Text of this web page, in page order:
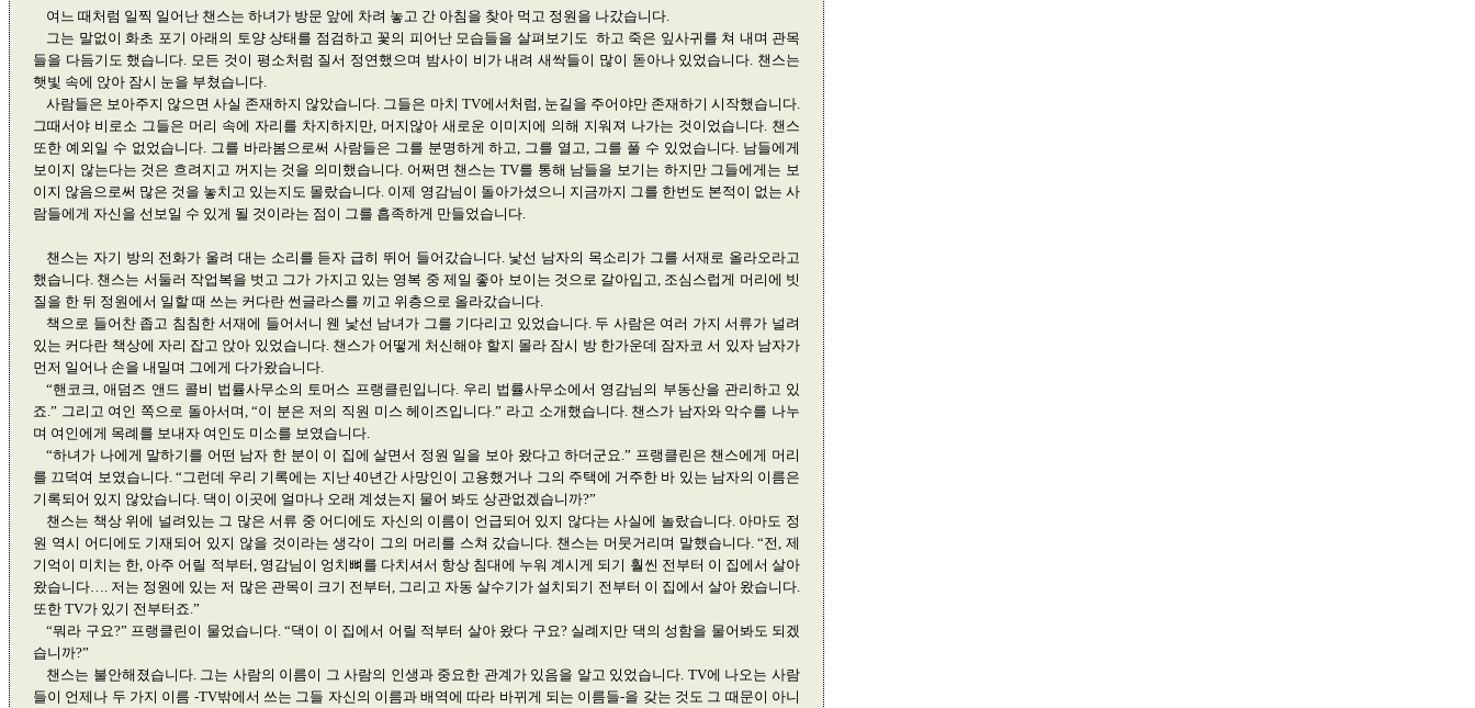
여느 때처럼 일찍 일어난 챈스는 하녀가 방문 앞에 차려 놓고 간 아침을 찾아 먹고 정원을 나갔습니다.
그는 말없이 화초 포기 아래의 토양 상태를 점검하고 꽃의 피어난 모습들을 살펴보기도 하고 죽은 잎사귀를 쳐 내며 관목
들을 다듬기도 했습니다. 모든 것이 평소처럼 질서 정연했으며 밤사이 비가 내려 새싹들이 많이 돋아나 있었습니다. 챈스는
햇빛 속에 앉아 잠시 눈을 부쳤습니다.
사람들은 보아주지 않으면 사실 존재하지 않았습니다. 그들은 마치 TV에서처럼, 눈길을 주어야만 존재하기 시작했습니다.
그때서야 비로소 그들은 머리 속에 자리를 차지하지만, 머지않아 새로운 이미지에 의해 지워져 나가는 것이었습니다. 챈스
또한 예외일 수 없었습니다. 그를 바라봄으로써 사람들은 그를 분명하게 하고, 그를 열고, 그를 풀 수 있었습니다. 남들에게
보이지 않는다는 것은 흐려지고 꺼지는 것을 의미했습니다. 어쩌면 챈스는 TV를 통해 남들을 보기는 하지만 그들에게는 보
이지 않음으로써 많은 것을 놓치고 있는지도 몰랐습니다. 이제 영감님이 돌아가셨으니 지금까지 그를 한번도 본적이 없는 사
람들에게 자신을 선보일 수 있게 될 것이라는 점이 그를 흡족하게 만들었습니다.
챈스는 자기 방의 전화가 울려 대는 소리를 듣자 급히 뛰어 들어갔습니다. 낯선 남자의 목소리가 그를 서재로 올라오라고
했습니다. 챈스는 서둘러 작업복을 벗고 그가 가지고 있는 영복 중 제일 좋아 보이는 것으로 갈아입고, 조심스럽게 머리에 빗
질을 한 뒤 정원에서 일할 때 쓰는 커다란 썬글라스를 끼고 위층으로 올라갔습니다.
책으로 들어찬 좁고 침침한 서재에 들어서니 웬 낯선 남녀가 그를 기다리고 있었습니다. 두 사람은 여러 가지 서류가 널려
있는 커다란 책상에 자리 잡고 앉아 있었습니다. 챈스가 어떻게 처신해야 할지 몰라 잠시 방 한가운데 잠자코 서 있자 남자가
먼저 일어나 손을 내밀며 그에게 다가왔습니다.
“핸코크, 애덤즈 앤드 콜비 법률사무소의 토머스 프랭클린입니다. 우리 법률사무소에서 영감님의 부동산을 관리하고 있
죠.” 그리고 여인 쪽으로 돌아서며, “이 분은 저의 직원 미스 헤이즈입니다.” 라고 소개했습니다. 챈스가 남자와 악수를 나누
며 여인에게 목례를 보내자 여인도 미소를 보였습니다.
“하녀가 나에게 말하기를 어떤 남자 한 분이 이 집에 살면서 정원 일을 보아 왔다고 하더군요.” 프랭클린은 챈스에게 머리
를 끄덕여 보였습니다. “그런데 우리 기록에는 지난 40년간 사망인이 고용했거나 그의 주택에 거주한 바 있는 남자의 이름은
기록되어 있지 않았습니다. 댁이 이곳에 얼마나 오래 계셨는지 물어 봐도 상관없겠습니까?”
챈스는 책상 위에 널려있는 그 많은 서류 중 어디에도 자신의 이름이 언급되어 있지 않다는 사실에 놀랐습니다. 아마도 정
원 역시 어디에도 기재되어 있지 않을 것이라는 생각이 그의 머리를 스쳐 갔습니다. 챈스는 머뭇거리며 말했습니다. “전, 제
기억이 미치는 한, 아주 어릴 적부터, 영감님이 엉치뼈를 다치셔서 항상 침대에 누워 계시게 되기 훨씬 전부터 이 집에서 살아
왔습니다…. 저는 정원에 있는 저 많은 관목이 크기 전부터, 그리고 자동 살수기가 설치되기 전부터 이 집에서 살아 왔습니다.
또한 TV가 있기 전부터죠.”
“뭐라 구요?” 프랭클린이 물었습니다. “댁이 이 집에서 어릴 적부터 살아 왔다 구요? 실례지만 댁의 성함을 물어봐도 되겠
습니까?”
챈스는 불안해졌습니다. 그는 사람의 이름이 그 사람의 인생과 중요한 관계가 있음을 알고 있었습니다. TV에 나오는 사람
들이 언제나 두 가지 이름 -TV밖에서 쓰는 그들 자신의 이름과 배역에 따라 바뀌게 되는 이름들-을 갖는 것도 그 때문이 아니